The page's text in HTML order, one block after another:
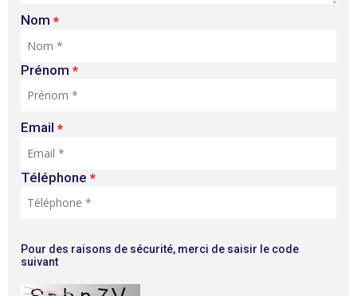
Nom *
Prénom *
Email *
Téléphone *
Pour des raisons de sécurité, merci de saisir le code
suivant